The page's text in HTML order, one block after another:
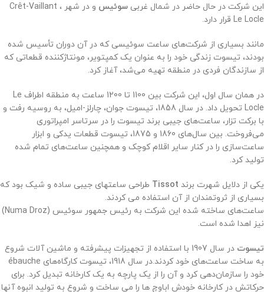
این شرکت در حال حاضر در شمال غربی سوئیس
و در شهر Crêt-Vaillant ،
Le Locle قرار دارد.
مانند بسیاری از شرکت‌های ساعت سوئیسی که در آن دوران تأسیس شده
بودند، تیسوت زندگی خود را به عنوان یک کمپتویر، مونتاژکننده قطعاتی که
از سازندگان فردی در منطقه تهیه می‌شد، آغاز کرد.
در همان سال اول، این شرکت بین 1100 تا 1200 ساعت به منطقه اطراف Le
Locle تحویل داد. در سال 1858، تیسوت جوان، چارلز-امیل، به روسیه رفت و
با برکت تزار، ساعت‌های جیبی برند تیسوت را در سرتاسر امپراتوری
می‌فروخت. بین سال‌های 1860 و 1875، تیسوت قطعات یدکی و ابزار
ساعت‌سازی را در کنار سایر اقلام کوچک و همچنین ساعت‌های تمام شده
تولید کرد.
یکی از دلایل شهرت برند Tissot طراحی ساعتهای جیبی ساده و شیک بود که
بسیاری از ثروتمندان از آن استفاده می کردند.
ساعت‌های ساخته شده این شرکت به رئیس جمهور سوئیس (Numa Droz)
نیز اهدا شده است.
تیسوت
در سال 1907 با استفاده از تجهیزات پیشرفته و ماشین آلات شروع
به ساخت ساعت‌های خود کردند.
در سال 1918، تیسوت کارگاه‌های ébauche
خود را سازمان‌دهی کرد و آن را از یک پارچه به یک کارخانه تبدیل کرد. برای
حرکاتش در کارخانه خودش اباوچ ها را می ساخت و شروع به تولید انبوه آنها